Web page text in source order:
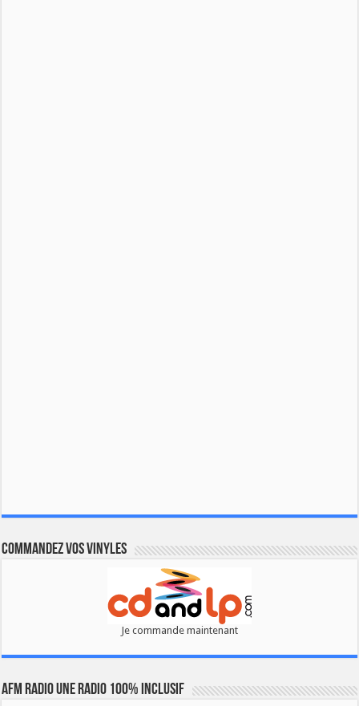
Commandez vos vinyles
Je commande maintenant
AFM RADIO UNE RADIO 100% INCLUSIF